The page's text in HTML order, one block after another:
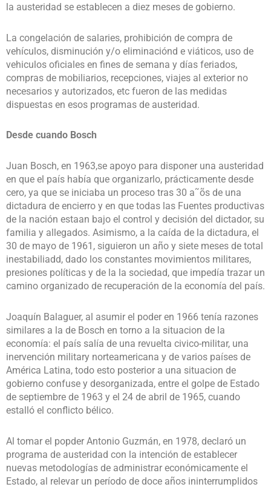
la austeridad se establecen a diez meses de gobierno.
La congelación de salaries, prohibición de compra de
vehículos, disminución y/o eliminaciónd e viáticos, uso de
vehiculos oficiales en fines de semana y días feriados,
compras de mobiliarios, recepciones, viajes al exterior no
necesarios y autorizados, etc fueron de las medidas
dispuestas en esos programas de austeridad.
Desde cuando Bosch
Juan Bosch, en 1963,se apoyo para disponer una austeridad
en que el país había que organizarlo, prácticamente desde
cero, ya que se iniciaba un proceso tras 30 a˜õs de una
dictadura de encierro y en que todas las Fuentes productivas
de la nación estaan bajo el control y decisión del dictador, su
familia y allegados. Asimismo, a la caída de la dictadura, el
30 de mayo de 1961, siguieron un año y siete meses de total
inestabiliadd, dado los constantes movimientos militares,
presiones políticas y de la la sociedad, que impedía trazar un
camino organizado de recuperación de la economía del país.
Joaquín Balaguer, al asumir el poder en 1966 tenía razones
similares a la de Bosch en torno a la situacion de la
economía: el país salía de una revuelta civico-militar, una
inervención military norteamericana y de varios países de
América Latina, todo esto posterior a una situacion de
gobierno confuse y desorganizada, entre el golpe de Estado
de septiembre de 1963 y el 24 de abril de 1965, cuando
estalló el conflicto bélico.
Al tomar el popder Antonio Guzmán, en 1978, declaró un
programa de austeridad con la intención de establecer
nuevas metodologías de administrar económicamente el
Estado, al relevar un período de doce años ininterrumplidos